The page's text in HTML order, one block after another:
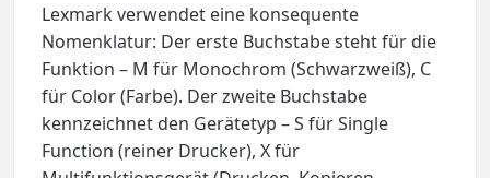
Lexmark verwendet eine konsequente
Nomenklatur: Der erste Buchstabe steht für die
Funktion – M für Monochrom (Schwarzweiß), C
für Color (Farbe). Der zweite Buchstabe
kennzeichnet den Gerätetyp – S für Single
Function (reiner Drucker), X für